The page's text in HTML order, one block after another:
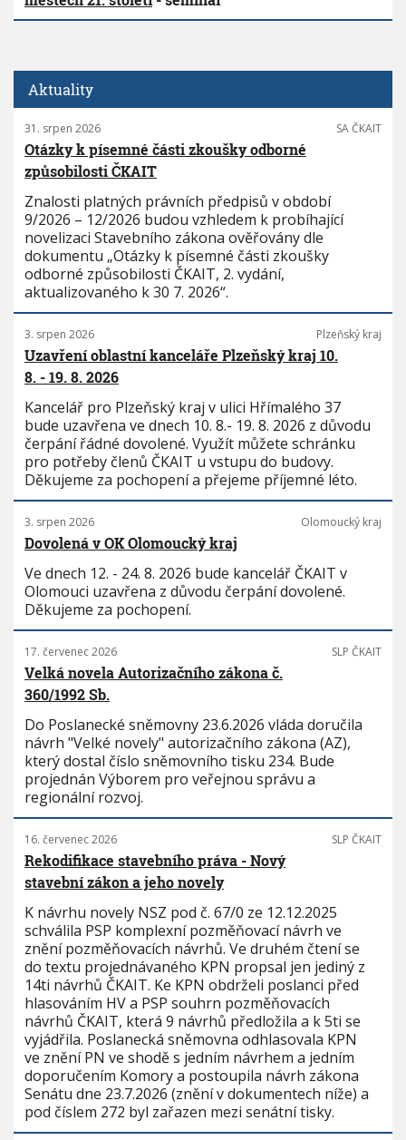
Aktuality
31. srpen 2026 SA ČKAIT
Otázky k písemné části zkoušky odborné
způsobilosti ČKAIT
Znalosti platných právních předpisů v období
9/2026 – 12/2026 budou vzhledem k probíhající
novelizaci Stavebního zákona ověřovány dle
dokumentu „Otázky k písemné části zkoušky
odborné způsobilosti ČKAIT, 2. vydání,
aktualizovaného k 30 7. 2026“.
3. srpen 2026 Plzeňský kraj
Uzavření oblastní kanceláře Plzeňský kraj 10.
8. - 19. 8. 2026
Kancelář pro Plzeňský kraj v ulici Hřímalého 37
bude uzavřena ve dnech 10. 8.- 19. 8. 2026 z důvodu
čerpání řádné dovolené. Využít můžete schránku
pro potřeby členů ČKAIT u vstupu do budovy.
Děkujeme za pochopení a přejeme příjemné léto.
3. srpen 2026 Olomoucký kraj
Dovolená v OK Olomoucký kraj
Ve dnech 12. - 24. 8. 2026 bude kancelář ČKAIT v
Olomouci uzavřena z důvodu čerpání dovolené.
Děkujeme za pochopení.
17. červenec 2026 SLP ČKAIT
Velká novela Autorizačního zákona č.
360/1992 Sb.
Do Poslanecké sněmovny 23.6.2026 vláda doručila
návrh "Velké novely" autorizačního zákona (AZ),
který dostal číslo sněmovního tisku 234. Bude
projednán Výborem pro veřejnou správu a
regionální rozvoj.
16. červenec 2026 SLP ČKAIT
Rekodifikace stavebního práva - Nový
stavební zákon a jeho novely
K návrhu novely NSZ pod č. 67/0 ze 12.12.2025
schválila PSP komplexní pozměňovací návrh ve
znění pozměňovacích návrhů. Ve druhém čtení se
do textu projednávaného KPN propsal jen jediný z
14ti návrhů ČKAIT. Ke KPN obdrželi poslanci před
hlasováním HV a PSP souhrn pozměňovacích
návrhů ČKAIT, která 9 návrhů předložila a k 5ti se
vyjádřila. Poslanecká sněmovna odhlasovala KPN
ve znění PN ve shodě s jedním návrhem a jedním
doporučením Komory a postoupila návrh zákona
Senátu dne 23.7.2026 (znění v dokumentech níže) a
pod číslem 272 byl zařazen mezi senátní tisky.